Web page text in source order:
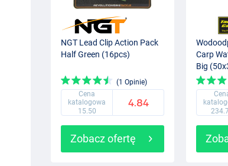
NGT Lead Clip Action Pack
Half Green (16pcs)
(1 Opinie)
Cena
katalogowa
15.50
4.84
Zobacz ofertę
Carp
Big